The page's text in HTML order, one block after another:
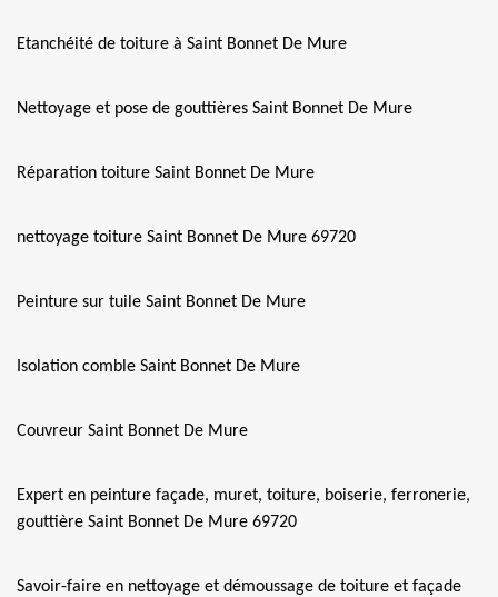
Etanchéité de toiture à Saint Bonnet De Mure
Nettoyage et pose de gouttières Saint Bonnet De Mure
Réparation toiture Saint Bonnet De Mure
nettoyage toiture Saint Bonnet De Mure 69720
Peinture sur tuile Saint Bonnet De Mure
Isolation comble Saint Bonnet De Mure
Couvreur Saint Bonnet De Mure
Expert en peinture façade, muret, toiture, boiserie, ferronerie,
gouttière Saint Bonnet De Mure 69720
Savoir-faire en nettoyage et démoussage de toiture et façade